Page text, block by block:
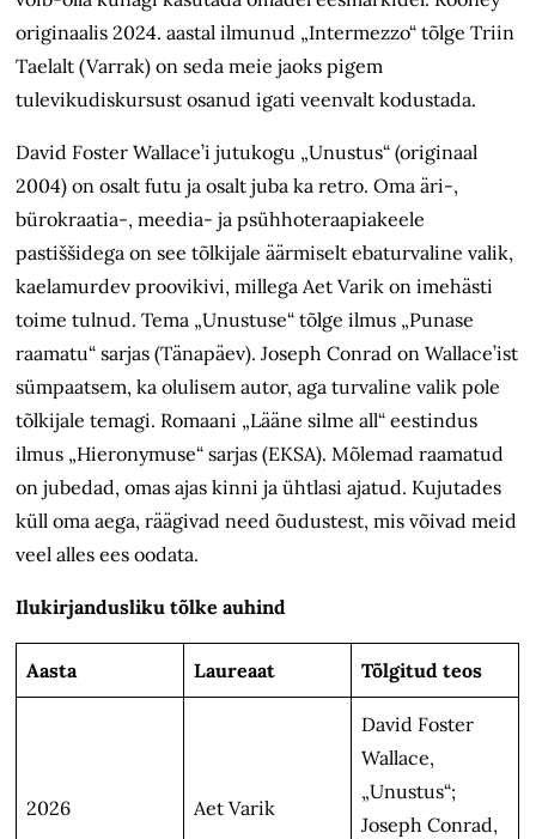
originaalis 2024. aastal ilmunud „Intermezzo“ tõlge Triin
Taelalt (Varrak) on seda meie jaoks pigem
tulevikudiskursust osanud igati veenvalt kodustada.
David Foster Wallace’i jutukogu „Unustus“ (originaal
2004) on osalt futu ja osalt juba ka retro. Oma äri-,
bürokraatia-, meedia- ja psühhoteraapiakeele
pastiššidega on see tõlkijale äärmiselt ebaturvaline valik,
kaelamurdev proovikivi, millega Aet Varik on imehästi
toime tulnud. Tema „Unustuse“ tõlge ilmus „Punase
raamatu“ sarjas (Tänapäev). Joseph Conrad on Wallace’ist
sümpaatsem, ka olulisem autor, aga turvaline valik pole
tõlkijale temagi. Romaani „Lääne silme all“ eestindus
ilmus „Hieronymuse“ sarjas (EKSA). Mõlemad raamatud
on jubedad, omas ajas kinni ja ühtlasi ajatud. Kujutades
küll oma aega, räägivad need õudustest, mis võivad meid
veel alles ees oodata.
Ilukirjandusliku tõlke auhind
Aasta Laureaat Tõlgitud teos
2026 Aet Varik
David Foster
Wallace,
„Unustus“;
Joseph Conrad,